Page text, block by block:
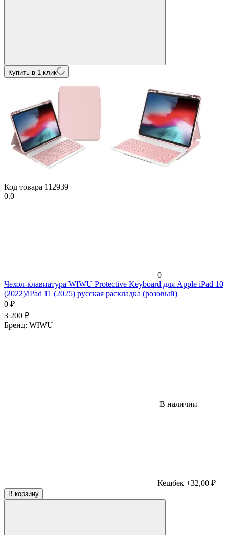
Купить в 1 клик
Код товара 112939
0.0
0
Чехол-клавиатура WIWU Protective Keyboard для Apple iPad 10
(2022)/iPad 11 (2025) русская раскладка (розовый)
0 ₽
3 200 ₽
Бренд: WIWU
В наличии
Кешбек +32,00 ₽
В корзину